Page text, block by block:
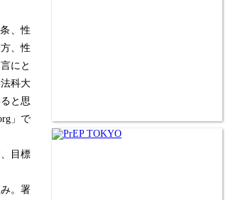
、性
、性
にと
科大
と思
」で
目標
。署